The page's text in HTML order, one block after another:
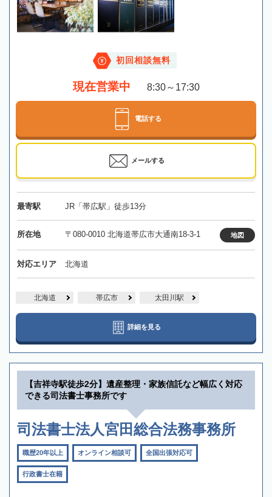
初回相談無料
現在営業中 8:30～17:30
電話する
メールする
最寄駅 JR「帯広駅」徒歩13分
所在地 〒080-0010 北海道帯広市大通南18-3-1 地図
対応エリア 北海道
北海道 帯広市 太田川駅
詳細を見る
【吉祥寺駅徒歩2分】遺産整理・家族信託など幅広く対応
できる司法書士事務所です
司法書士法人宮田総合法務事務所
職歴20年以上 オンライン相談可 全国出張対応可
行政書士在籍